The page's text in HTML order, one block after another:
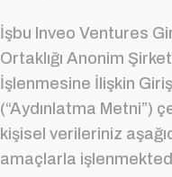
İşbu Inveo Ventures
Ortaklığı Anonim
İşlenmesine İlişkin
(“Aydınlatma Metni”)
kişisel verileriniz
amaçlarla